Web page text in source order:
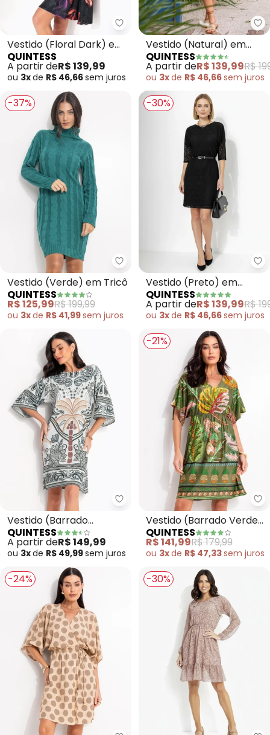
Quintess - Vestido (Floral
Vestido (Floral Dark) em
Malha Texturizada
QUINTESS
A partir deR$ 139,99
ou 3xde R$ 46,66sem juros
Vestido (Natural) em
Linho
QUINTESS
A partir deR$ 139,99R$
ou 3xde R$ 46,66sem juros
-37%
Quintess - Vestido (Verde) em
Vestido (Verde) em Tricô
QUINTESS
R$ 125,99R$ 199,99
ou 3xde R$ 41,99sem juros
-30%
Vestido (Preto) em
Renda
QUINTESS
A partir deR$ 139,99R$
ou 3xde R$ 46,66sem juros
Quintess - Vestido (Barrado
Vestido (Barrado
Tropical Verde) em
Malha Fria
QUINTESS
A partir deR$ 149,99
ou 3xde R$ 49,99sem juros
-21%
Vestido (Barrado Verde)
em Malha Fria
QUINTESS
R$ 141,99R$ 179,99
ou 3xde R$ 47,33sem juros
-24% -30%